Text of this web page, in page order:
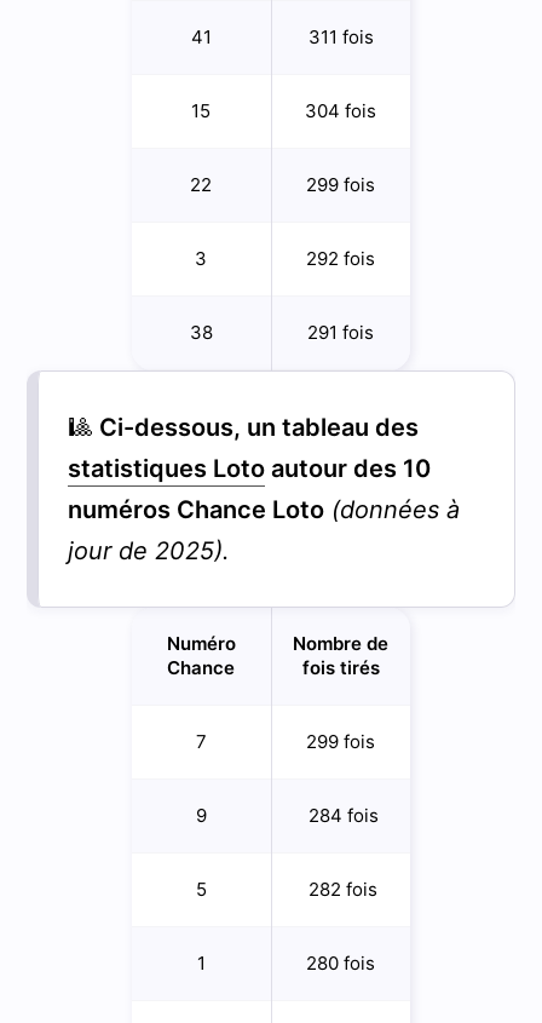
41 311 fois
15 304 fois
22 299 fois
3 292 fois
38 291 fois
🎱 Ci-dessous, un tableau des
statistiques Lotoautour des 10
numéros Chance Loto (données à
jour de 2025).
Numéro
Chance
Nombre de
fois tirés
7 299 fois
9 284 fois
5 282 fois
1 280 fois